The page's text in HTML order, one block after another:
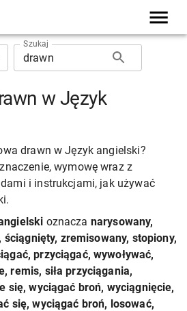
Szukaj
w Język
drawn w Język angielski?
wymowę wraz z
i instrukcjami, jak używać
oznacza narysowany,
zremisowany, stopiony,
przyciągać, wywoływać,
remis, siła przyciągania,
się, wyciągać broń, wyciągnięcie,
się, wyciągać broń, losować,